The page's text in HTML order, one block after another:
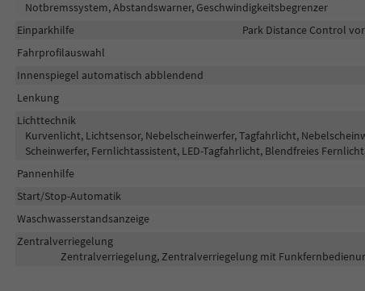
Notbremssystem, Abstandswarner, Geschwindigkeitsbegrenzer
Einparkhilfe
Park Distance Control
Fahrprofilauswahl
Innenspiegel automatisch abblendend
Lenkung
Lichttechnik
Kurvenlicht, Lichtsensor, Nebelscheinwerfer, Tagfahrlicht,
Scheinwerfer, Fernlichtassistent, LED-Tagfahrlicht, Blendfreies
Pannenhilfe
Start/Stop-Automatik
Waschwasserstandsanzeige
Zentralverriegelung
Zentralverriegelung, Zentralverriegelung mit